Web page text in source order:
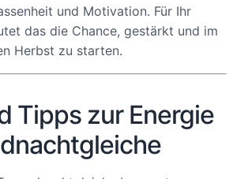
und Motivation. Für Ihr
das die Chance, gestärkt und im
Herbst zu starten.
Tipps zur Energie